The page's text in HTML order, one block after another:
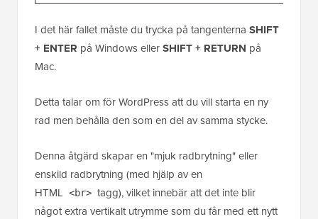
I det här fallet måste du trycka på tangenterna SHIFT
+ ENTER på Windows ellerSHIFT + RETURN på
Mac.
Detta talar om för WordPress att du vill starta en ny
rad men behålla den som en del av samma stycke.
Denna åtgärd skapar en "mjuk radbrytning" eller
enskild radbrytning (med hjälp av en
HTML <br> tagg), vilket innebär att det inte blir
något extra vertikalt utrymme som du får med ett nytt